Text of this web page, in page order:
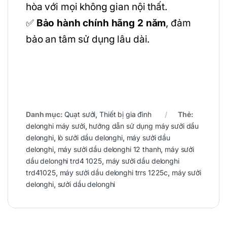
hòa với mọi không gian nội thất.
✅ Bảo hành chính hãng 2 năm, đảm
bảo an tâm sử dụng lâu dài.
Danh mục: Quạt sưởi,Thiết bị gia đình
Thẻ:
delonghi máy sưởi, hướng dẫn sử dụng máy sưởi dầu
delonghi, lò sưởi dầu delonghi, máy sưởi dầu
delonghi, máy sưởi dầu delonghi 12 thanh, máy sưởi
dầu delonghi trd4 1025, máy sưởi dầu delonghi
trd41025, máy sưởi dầu delonghi trrs 1225c, máy sưởi
delonghi, sưởi dầu delonghi